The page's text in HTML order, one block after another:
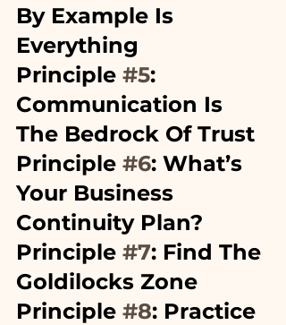
By Example Is
Everything
Principle #5:
Communication Is
The Bedrock Of Trust
Principle #6: What’s
Your Business
Continuity Plan?
Principle #7: Find The
Goldilocks Zone
Principle #8: Practice